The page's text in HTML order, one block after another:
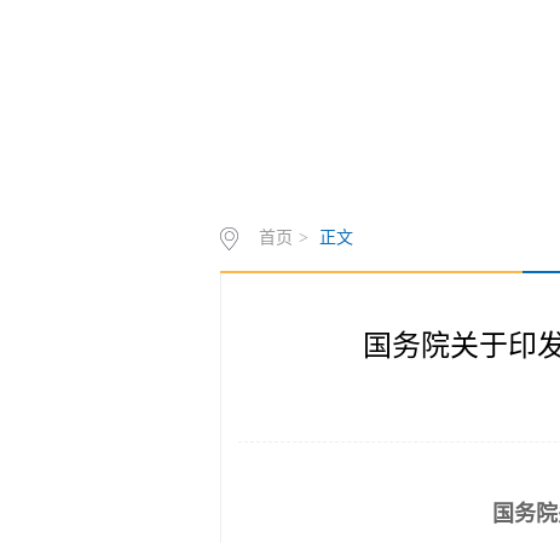
首页 > 正文
国务院关于印
国务